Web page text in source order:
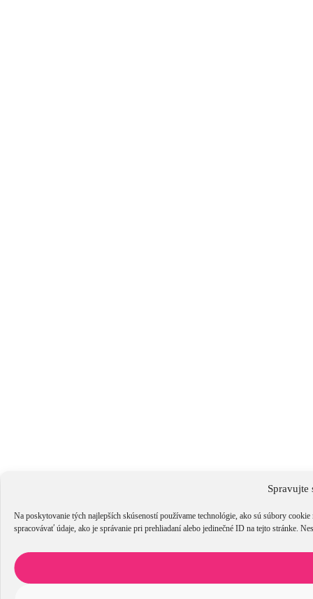
Spravujte
Na poskytovanie tých najlepších skúseností používame technológie, ako sú súbory
spracovávať údaje, ako je správanie pri prehliadaní alebo jedinečné ID na tejto stránke.